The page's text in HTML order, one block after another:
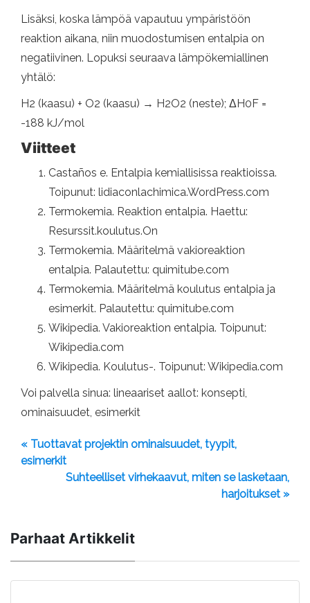
Lisäksi, koska lämpöä vapautuu ympäristöön
reaktion aikana, niin muodostumisen entalpia on
negatiivinen. Lopuksi seuraava lämpökemiallinen
yhtälö:
H2 (kaasu) + O2 (kaasu) → H2O2 (neste); ΔH0F =
-188 kJ/mol
Viitteet
Castaños e. Entalpia kemiallisissa reaktioissa.
Toipunut: lidiaconlachimica.WordPress.com
Termokemia. Reaktion entalpia. Haettu:
Resurssit.koulutus.On
Termokemia. Määritelmä vakioreaktion
entalpia. Palautettu: quimitube.com
Termokemia. Määritelmä koulutus entalpia ja
esimerkit. Palautettu: quimitube.com
Wikipedia. Vakioreaktion entalpia. Toipunut:
Wikipedia.com
Wikipedia. Koulutus-. Toipunut: Wikipedia.com
Voi palvella sinua: lineaariset aallot: konsepti,
ominaisuudet, esimerkit
« Tuottavat projektin ominaisuudet, tyypit,
esimerkit
Suhteelliset virhekaavut, miten se lasketaan,
harjoitukset »
Parhaat Artikkelit